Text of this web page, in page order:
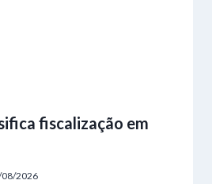
fiscalização em
08/2026